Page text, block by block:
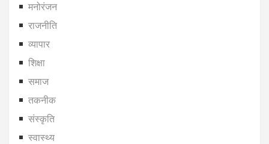
मनोरंजन
राजनीति
व्यापार
शिक्षा
समाज
तकनीक
संस्कृति
स्वास्थ्य